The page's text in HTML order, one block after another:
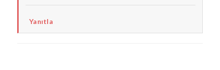
Yanıtla